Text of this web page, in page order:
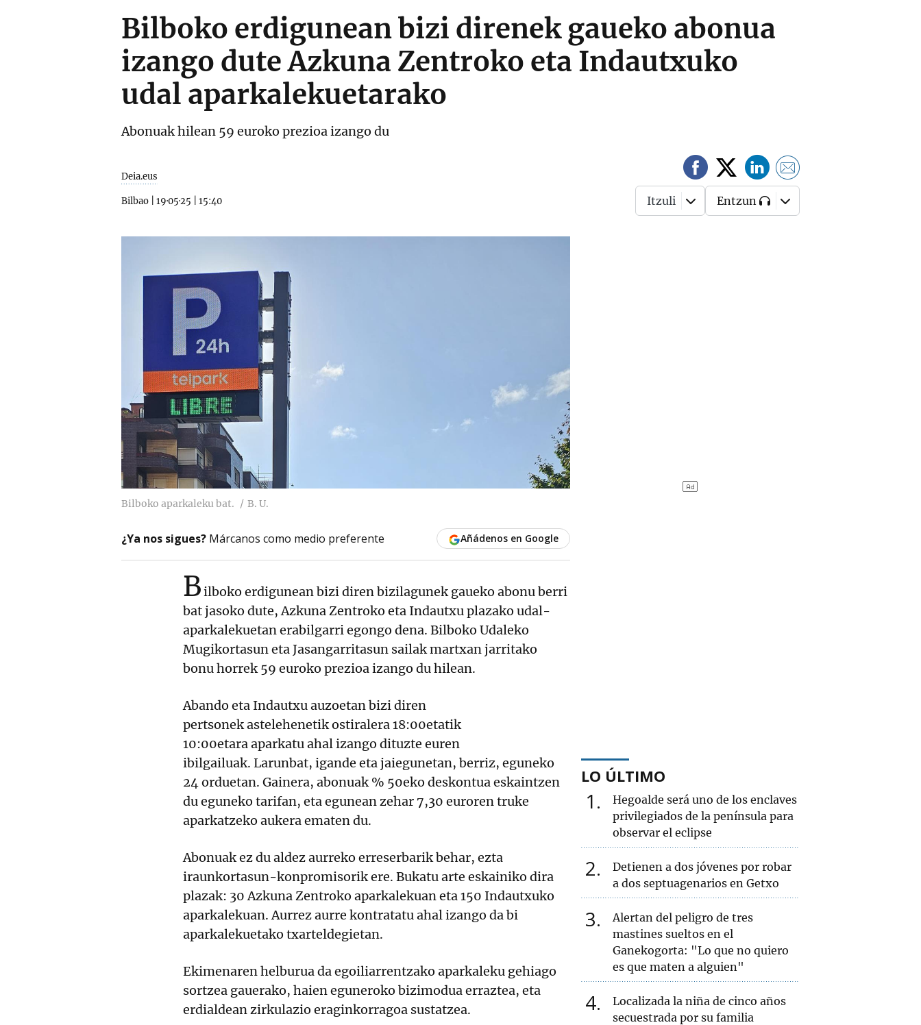
Bilboko erdigunean bizi direnek gaueko abonua
izango dute Azkuna Zentroko eta Indautxuko
udal aparkalekuetarako
Abonuak hilean 59 euroko prezioa izango du
Deia.eus
Bilbao 19·05·25 15:40 Itzuli Entzun
Bilboko aparkaleku bat. B. U.
¿Ya nos sigues? Márcanos como medio preferente Añádenos en Google
Bilboko erdigunean bizi diren bizilagunek gaueko abonu berri
bat jasoko dute, Azkuna Zentroko eta Indautxu plazako udal-
aparkalekuetan erabilgarri egongo dena. Bilboko Udaleko
Mugikortasun eta Jasangarritasun sailak martxan jarritako
bonu horrek 59 euroko prezioa izango du hilean.
Abando eta Indautxu auzoetan bizi diren
pertsonek astelehenetik ostiralera 18:00etatik
10:00etara aparkatu ahal izango dituzte euren
ibilgailuak. Larunbat, igande eta jaiegunetan, berriz, eguneko
24 orduetan. Gainera, abonuak % 50eko deskontua eskaintzen
du eguneko tarifan, eta egunean zehar 7,30 euroren truke
aparkatzeko aukera ematen du.
Abonuak ez du aldez aurreko erreserbarik behar, ezta
iraunkortasun-konpromisorik ere. Bukatu arte eskainiko dira
plazak: 30 Azkuna Zentroko aparkalekuan eta 150 Indautxuko
aparkalekuan. Aurrez aurre kontratatu ahal izango da bi
aparkalekuetako txarteldegietan.
Ekimenaren helburua da egoiliarrentzako aparkaleku gehiago
sortzea gauerako, haien eguneroko bizimodua erraztea, eta
erdialdean zirkulazio eraginkorragoa sustatzea.
LO ÚLTIMO
1
Hegoalde será uno de los enclaves
privilegiados de la península para
observar el eclipse
2
Detienen a dos jóvenes por robar
a dos septuagenarios en Getxo
3
Alertan del peligro de tres
mastines sueltos en el
Ganekogorta: "Lo que no quiero
es que maten a alguien"
4
Localizada la niña de cinco años
secuestrada por su familia